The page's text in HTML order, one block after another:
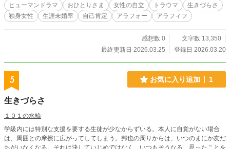
ヒューマンドラマ おひとりさま 女性の自立 トラウマ
生きづらさ
独身女性
生涯未婚率 自己肯定 アラフォー アラフィフ
感想数 0
文字数 13,350
最終更新日 2026.03.25
登録日 2026.03.20
5 お気に入り追加 1
生きづらさ
１０１の水輪
学級内には特別な支援を要する生徒が少なからずいる。本人に自覚がない場合
は、周囲との摩擦に広がってしてしまう。邦也の周りからは、いつのまにか友だ
ちがいなくなる。それは決していじめではなく、いつもそうなる。思ったことを